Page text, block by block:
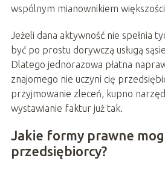
wspólnym mianownikiem
Jeżeli dana aktywność nie spełnia
być po prostu dorywczą usługą
Dlatego jednorazowa płatna
znajomego nie uczyni cię
przyjmowanie zleceń, kupno
wystawianie faktur już tak.
Jakie formy prawne
przedsiębiorcy?